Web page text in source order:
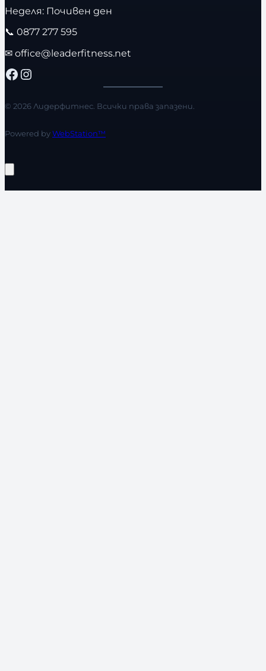
Неделя: Почивен ден
📞 0877 277 595
✉ office@leaderfitness.net
Facebook Instagram
© 2026 Лидерфитнес. Всички права запазени.
Powered byWebStation™